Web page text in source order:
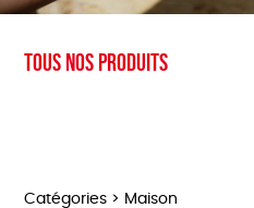
Tous nos produits
Catégories > Maison